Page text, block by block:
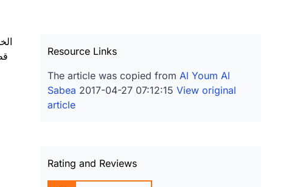
Resource Links
The article was copied fromAl Youm Al
Sabea 2017-04-27 07:12:15View original
article
Rating and Reviews